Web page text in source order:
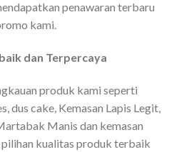
penawaran terbaru
kami.
dan Terpercaya
produk kami seperti
dus cake, Kemasan Lapis Legit,
Manis dan kemasan
pilihan kualitas produk terbaik